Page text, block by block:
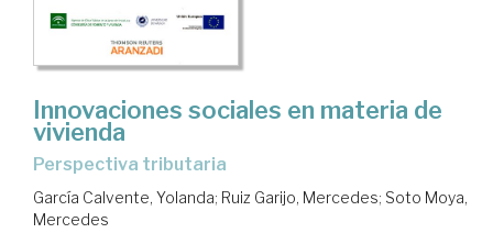
Innovaciones sociales en materia de
vivienda
perspectiva tributaria
García Calvente, Yolanda; Ruiz Garijo, Mercedes; Soto Moya,
Mercedes